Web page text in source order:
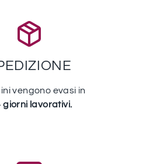
vengono evasi in
giorni lavorativi.